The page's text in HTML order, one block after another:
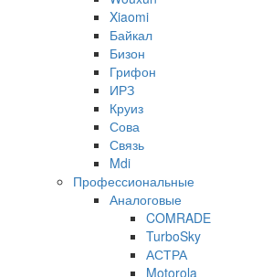
Xiaomi
Байкал
Бизон
Грифон
ИРЗ
Круиз
Сова
Связь
Mdi
Профессиональные
Аналоговые
COMRADE
TurboSky
АСТРА
Motorola